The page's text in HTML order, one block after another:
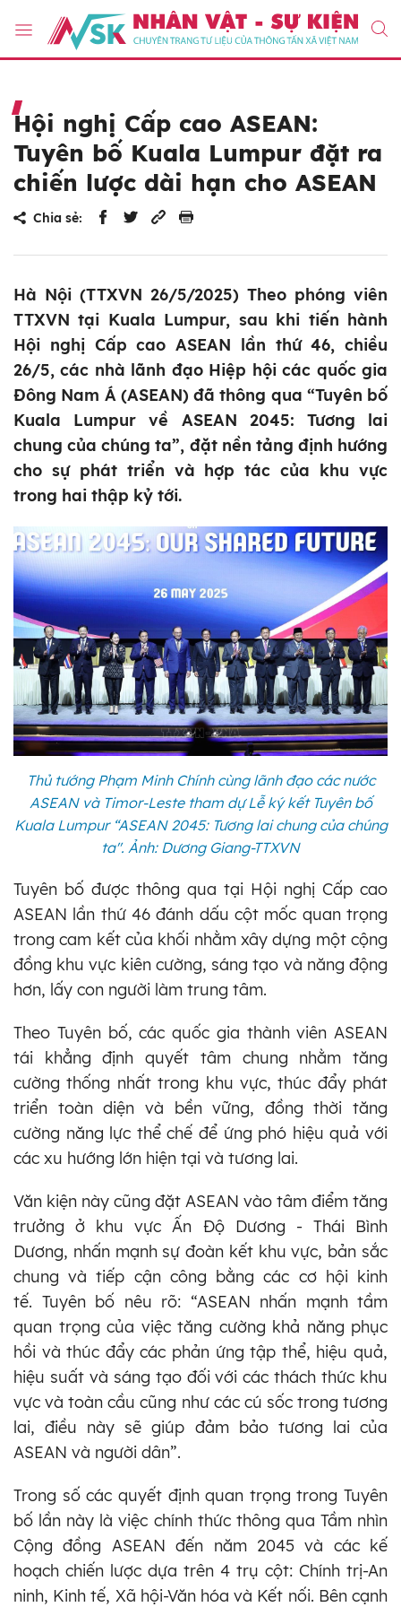
Hội nghị Cấp cao ASEAN:
Tuyên bố Kuala Lumpur đặt ra
chiến lược dài hạn cho ASEAN
Chia sẻ:
Hà Nội (TTXVN 26/5/2025) Theo phóng viên
TTXVN tại Kuala Lumpur, sau khi tiến hành
Hội nghị Cấp cao ASEAN lần thứ 46, chiều
26/5, các nhà lãnh đạo Hiệp hội các quốc gia
Đông Nam Á (ASEAN) đã thông qua “Tuyên bố
Kuala Lumpur về ASEAN 2045: Tương lai
chung của chúng ta”, đặt nền tảng định hướng
cho sự phát triển và hợp tác của khu vực
trong hai thập kỷ tới.
Thủ tướng Phạm Minh Chính cùng lãnh đạo các nước
ASEAN và Timor-Leste tham dự Lễ ký kết Tuyên bố
Kuala Lumpur “ASEAN 2045: Tương lai chung của chúng
ta". Ảnh: Dương Giang-TTXVN
Tuyên bố được thông qua tại Hội nghị Cấp cao
ASEAN lần thứ 46 đánh dấu cột mốc quan trọng
trong cam kết của khối nhằm xây dựng một cộng
đồng khu vực kiên cường, sáng tạo và năng động
hơn, lấy con người làm trung tâm.
Theo Tuyên bố, các quốc gia thành viên ASEAN
tái khẳng định quyết tâm chung nhằm tăng
cường thống nhất trong khu vực, thúc đẩy phát
triển toàn diện và bền vững, đồng thời tăng
cường năng lực thể chế để ứng phó hiệu quả với
các xu hướng lớn hiện tại và tương lai.
Văn kiện này cũng đặt ASEAN vào tâm điểm tăng
trưởng ở khu vực Ấn Độ Dương - Thái Bình
Dương, nhấn mạnh sự đoàn kết khu vực, bản sắc
chung và tiếp cận công bằng các cơ hội kinh
tế. Tuyên bố nêu rõ: “ASEAN nhấn mạnh tầm
quan trọng của việc tăng cường khả năng phục
hồi và thúc đẩy các phản ứng tập thể, hiệu quả,
hiệu suất và sáng tạo đối với các thách thức khu
vực và toàn cầu cũng như các cú sốc trong tương
lai, điều này sẽ giúp đảm bảo tương lai của
ASEAN và người dân”.
Trong số các quyết định quan trọng trong Tuyên
bố lần này là việc chính thức thông qua Tầm nhìn
Cộng đồng ASEAN đến năm 2045 và các kế
hoạch chiến lược dựa trên 4 trụ cột: Chính trị-An
ninh, Kinh tế, Xã hội-Văn hóa và Kết nối. Bên cạnh